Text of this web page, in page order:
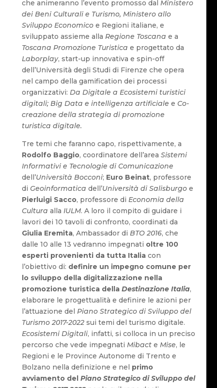
che animeranno l’evento promosso dal Ministero
dei Beni Culturali e Turismo, Ministero allo
Sviluppo Economico e Regioni italiane, e
sviluppato assieme alla Regione Toscana e a
Toscana Promozione Turistica e progettato da
Laborplay, start-up innovativa e spin-off
dell’Università degli Studi di Firenze che opera
nel campo della gamification dei processi
organizzativi: Da Digitale a Ecosistemi turistici
digitali; Big Data e intelligenza artificiale e Co-
creazione della strategia di promozione
turistica digitale.
Tre temi che faranno capo, rispettivamente, a
Rodolfo Baggio, coordinatore dell’area Sistemi
Informativi e Tecnologie di Comunicazione
dell’Università Bocconi; Euro Beinat, professore
di Geoinformatica dell’Università di Salisburgo e
Pierluigi Sacco, professore di Economia della
Cultura alla IULM. A loro il compito di guidare i
lavori dei 10 tavoli di confronto, coordinati da
Giulia Eremita, Ambassador di BTO 2016, che
dalle 10 alle 13 vedranno impegnati oltre 100
esperti provenienti da tutta Italia con
l’obiettivo di: definire un impegno comune per
lo sviluppo della digitalizzazione nella
promozione turistica della Destinazione Italia,
elaborare le progettualità e definire le azioni per
l’attuazione del Piano Strategico di Sviluppo del
Turismo 2017-2022sui temi del turismo digitale.
Ecosistemi Digitali, infatti, si colloca in un preciso
percorso che vede impegnati Mibacte Mise, le
Regioni e le Province Autonome di Trento e
Bolzano nella definizione e nel primo
avviamento del Piano Strategico di Sviluppo del